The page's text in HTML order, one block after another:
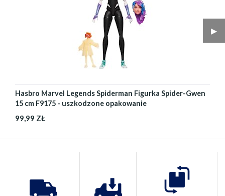
▶︎
Hasbro Marvel Legends Spiderman Figurka Spider-Gwen
15 cm F9175 - uszkodzone opakowanie
99,99 ZŁ